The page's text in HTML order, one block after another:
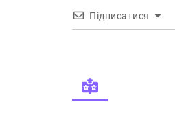
Підписатися